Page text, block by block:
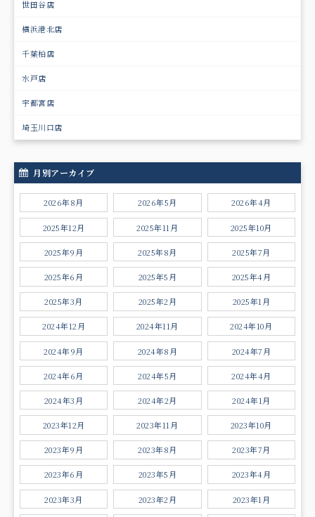
世田谷店
横浜港北店
千葉柏店
水戸店
宇都宮店
埼玉川口店
月別アーカイブ
2026年8月 2026年5月 2026年4月
2025年12月 2025年11月 2025年10月
2025年9月 2025年8月 2025年7月
2025年6月 2025年5月 2025年4月
2025年3月 2025年2月 2025年1月
2024年12月 2024年11月 2024年10月
2024年9月 2024年8月 2024年7月
2024年6月 2024年5月 2024年4月
2024年3月 2024年2月 2024年1月
2023年12月 2023年11月 2023年10月
2023年9月 2023年8月 2023年7月
2023年6月 2023年5月 2023年4月
2023年3月 2023年2月 2023年1月